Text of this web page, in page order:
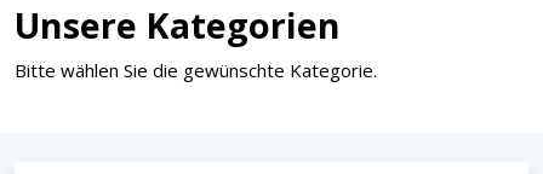
Unsere Kategorien
Bitte wählen Sie die gewünschte Kategorie.